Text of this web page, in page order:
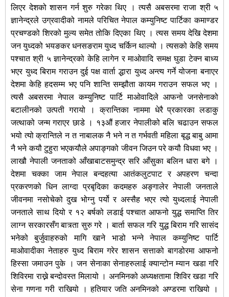
लिएर देशको शासन गर्न शुरु गरेका थिए । त्यसै अबसरमा राजा श्री ५
ज्ञानेन्द्रले उग्रवादीको नामले परिचित नेपाल कम्युनिष्ट पार्टिका कमाण्डर
प्रचण्डको शिरको मुल्य समेत तोकि दिएका थिए । त्यस समय देखि देशमा
जन युध्दको भयङकर धनसङराम युध्द चर्किन थाल्यो । त्यसको केहि समय
पश्चात श्री ५ ज्ञानेन्द्रको केहि लागेन र माओवादि समक्ष घुडा टेक्न बाध्य
भएर युध्द बिराम गराउन दुई पक्ष वार्ता द्धारा युध्द अन्त्य गर्ने योजना बनाएर
देशमा केहि हदसम्म भए पनि शान्ति सम्झौता कायम गराउन सफल भए ।
त्यसै अबसरमा नेपाल कम्युनिष्ट पार्टि माओवादिले आफनो जनसेनाको
बटालीनको उत्पती गरायो । क्रान्तिका नाममा धेरै प्रकारका लडाकु
जत्थाको जन्म गराएर छाडे । १३औं हजार नेपालीको बलि चढाउन सफल
भयो त्यो क्रान्तिले न त नाबालक नै भने न त गर्भवती महिला बृद्ध बाबु आमा
नै भने कयौ टुहुरा भएकयौले अपाङ्गको जीवन जिउन परे कयौ विधवा भए ।
लाखौ नेपाली जनताको आँखाबाटसमुन्द्र सरि आँसुका बलिन धारा बगे ।
देशमा चक्का जाम नेपाल बन्दहत्या आतंकलुटपाट र अपहरण चन्दा
प्रकरणको धिन लाग्दा प्रबृदिका कदमहरु अङ्गालेर नेपाली जनताले
जीवनमा नसोचेको दुख भोग्नु पर्यो र अस्सैह भएर त्यो युध्दलाई नेपाली
जनताले साथ दियो र १२ बर्षको लडाई पश्चात आफनो युद्ध समाप्ति तिर
लाग्न सरकारसँग बात्र्ता सुरु गरे । बार्ता सफल गरि युद्ध बिराम गरि सासंद
भनेको बुर्जुवाहरुको मागि खाने भाडो भन्ने नेपाल कम्युनिष्ट पार्टि
माओवादीका नेताहरु युध्द बिराम गरेर शासन सत्ताको बागडोरमा आफनो
हिस्सा जमाउन पुके । जन सेनाका सेनाहरुलाई क्यान्टोन म्यान खडा गरि
शिविरमा राख्ने बन्दोवस्त मिलायो । अनमिनको अध्यक्षतामा शिविर खडा गरि
सेना गणना गरी राखियो । हतियार जति अनमिनको अण्डरमा राखियो ।